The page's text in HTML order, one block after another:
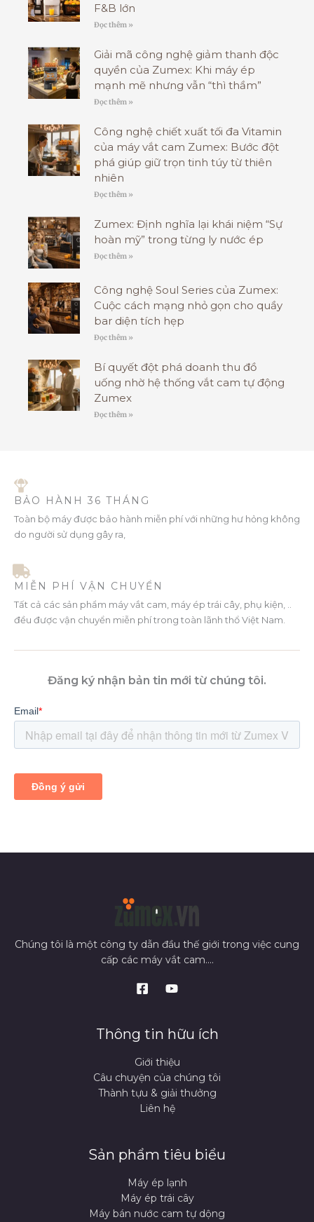
F&B lớn
Đọc thêm »
Giải mã công nghệ giảm thanh độc
quyền của Zumex: Khi máy ép
mạnh mẽ nhưng vẫn “thì thầm”
Đọc thêm »
Công nghệ chiết xuất tối đa Vitamin
của máy vắt cam Zumex: Bước đột
phá giúp giữ trọn tinh túy từ thiên
nhiên
Đọc thêm »
Zumex: Định nghĩa lại khái niệm “Sự
hoàn mỹ” trong từng ly nước ép
Đọc thêm »
Công nghệ Soul Series của Zumex:
Cuộc cách mạng nhỏ gọn cho quầy
bar diện tích hẹp
Đọc thêm »
Bí quyết đột phá doanh thu đồ
uống nhờ hệ thống vắt cam tự động
Zumex
Đọc thêm »
BẢO HÀNH 36 THÁNG
Toàn bộ máy được bảo hành miễn phí với những hư hỏng không
do người sử dụng gây ra,
MIỄN PHÍ VẬN CHUYỂN
Tất cả các sản phẩm máy vắt cam, máy ép trái cây, phụ kiện, ..
đều được vận chuyển miễn phí trong toàn lãnh thổ Việt Nam.
Đăng ký nhận bản tin mới từ chúng tôi.
Chúng tôi là một công ty dẫn đầu thế giới trong việc cung
cấp các máy vắt cam....
Thông tin hữu ích
Giới thiệu
Câu chuyện của chúng tôi
Thành tựu & giải thưởng
Liên hệ
Sản phẩm tiêu biểu
Máy ép lạnh
Máy ép trái cây
Máy bán nước cam tự dộng